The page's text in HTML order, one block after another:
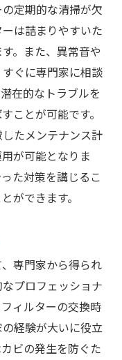
定期的な清掃が欠
は詰まりやすいた
。また、異常音や
ぐに専門家に相談
在的なトラブルを
ことが可能です。
たメンテナンス計
が可能となりま
た対策を講じるこ
ができます。
専門家から得られ
プロフェッショナ
ィルターの交換時
経験が大いに役立
ビの発生を防ぐた